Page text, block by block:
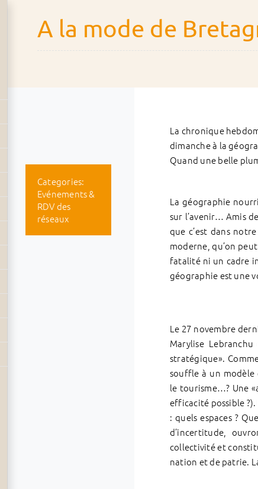
A la mode de
Categories:
Evénements &
RDV des
réseaux
La chronique
dimanche à la
Quand une belle
La géographie
sur l’avenir… Amis
que c’est dans
moderne, qu’on
fatalité ni un cadre
géographie est une
Le 27 novembre
Marylise
stratégique».
souffle à un modèle
le tourisme…? Une
efficacité possible ?).
: quels espaces ?
d’incertitude,
collectivité et
nation et de patrie.